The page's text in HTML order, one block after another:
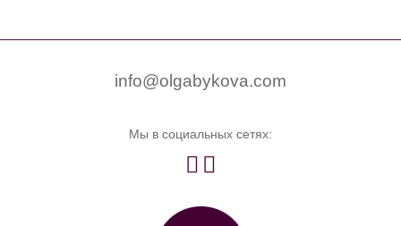
info@olgabykova.com
Мы в социальных сетях:
 